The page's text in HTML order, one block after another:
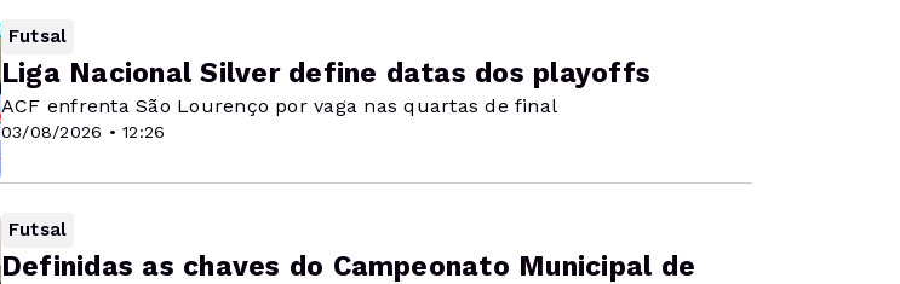
Futsal
03/08/2026 • 12:26
Liga Nacional Silver define datas dos playoffs
ACF enfrenta São Lourenço por vaga nas quartas de final
Futsal
Definidas as chaves do Campeonato Municipal de